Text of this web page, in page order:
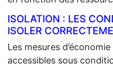
ISOLATION : LES
ISOLER
Les mesures
accessibles sous